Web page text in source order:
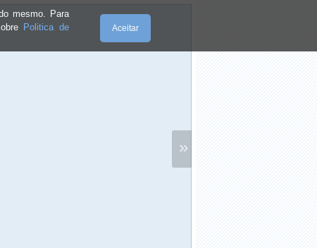
mesmo. Para
Politica de
Aceitar
»